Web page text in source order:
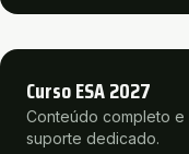
Curso ESA 2027
Conteúdo completo e
suporte dedicado.